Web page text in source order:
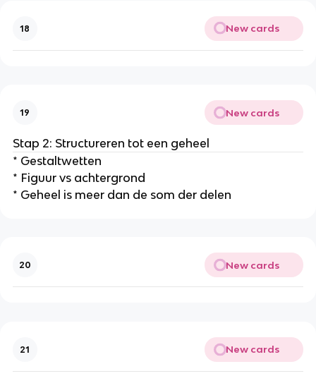
18 New cards
19 New cards
Stap 2: Structureren tot een geheel
* Gestaltwetten
* Figuur vs achtergrond
* Geheel is meer dan de som der delen
20 New cards
21 New cards